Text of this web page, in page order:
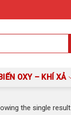
OXY – KHÍ XẢ
the single result